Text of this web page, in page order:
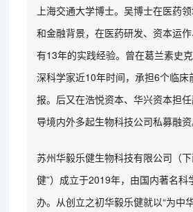
上海交通大学博士。吴博士在医药
和金融背景，在医药研发、资本运
有13年的实践经验。曾在葛兰素史
深科学家近10年时间，承担6个临床
报。后又在浩悦资本、华兴资本担
导境内外多起生物科技公司私募融资
苏州华毅乐健生物科技有限公司（
健”）成立于2019年，由国内著名科
办。从创立之初华毅乐健就以“为中